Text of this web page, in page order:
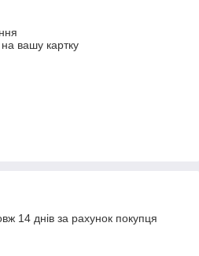
вашу картку
14 днів за рахунок покупця